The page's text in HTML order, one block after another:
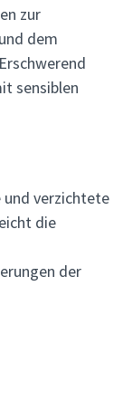
zur
dem
sensiblen
verzichtete
die
der